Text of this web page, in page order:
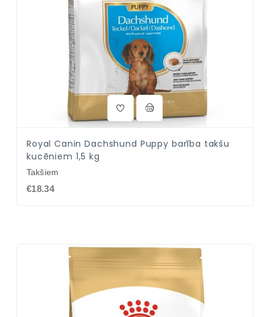
Royal Canin Dachshund Puppy barība takšu
kucēniem 1,5 kg
Takšiem
€18.34